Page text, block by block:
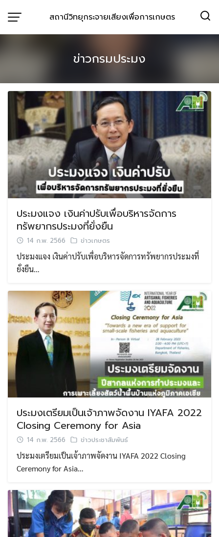
สถานีวิทยุกระจายเสียงเพื่อการเกษตร
ข่าวกรมประมง
ประมงแจง เงินค่าปรับเพื่อบริหารจัดการ
ทรัพยากรประมงที่ยั่งยืน
14 ก.พ. 2566 ข่าวเกษตร
ประมงแจง เงินค่าปรับเพื่อบริหารจัดการทรัพยากรประมงที่
ยั่งยืน…
ประมงเตรียมเป็นเจ้าภาพจัดงาน IYAFA 2022
Closing Ceremony for Asia
14 ก.พ. 2566 ข่าวประชาสัมพันธ์
ประมงเตรียมเป็นเจ้าภาพจัดงาน IYAFA 2022 Closing
Ceremony for Asia…